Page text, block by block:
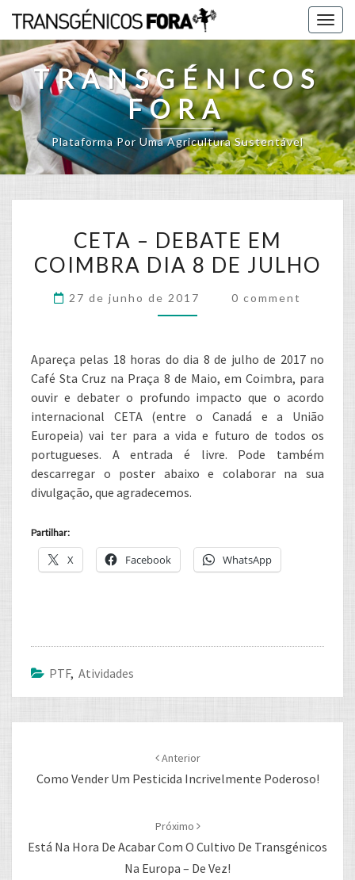
Skip
content
TRANSGÉNICOS
FORA
Plataforma Por Uma Agricultura Sustentável
–
DEBATE
DE
JULHO
CETA – DEBATE EM
COIMBRA DIA 8 DE JULHO
27 de junho de 2017 Comments
0 comment
Apareça pelas 18 horas do dia 8 de julho de 2017 no
Café Sta Cruz na Praça 8 de Maio, em Coimbra, para
ouvir e debater o profundo impacto que o acordo
internacional CETA (entre o Canadá e a União
Europeia) vai ter para a vida e futuro de todos os
portugueses. A entrada é livre. Pode também
descarregar o poster abaixo e colaborar na sua
divulgação, que agradecemos.
Partilhar:
X Facebook WhatsApp
PTF, Atividades
Anterior
Como Vender Um Pesticida Incrivelmente Poderoso!
Próximo
Está Na Hora De Acabar Com O Cultivo De Transgénicos
Na Europa – De Vez!